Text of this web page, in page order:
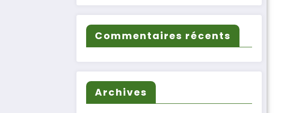
Commentaires récents
Archives